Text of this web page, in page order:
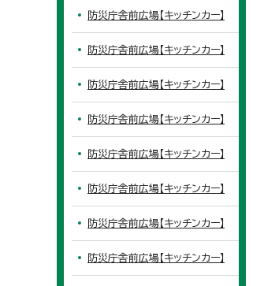
防災庁舎前広場【キッチンカー】
防災庁舎前広場【キッチンカー】
防災庁舎前広場【キッチンカー】
防災庁舎前広場【キッチンカー】
防災庁舎前広場【キッチンカー】
防災庁舎前広場【キッチンカー】
防災庁舎前広場【キッチンカー】
防災庁舎前広場【キッチンカー】